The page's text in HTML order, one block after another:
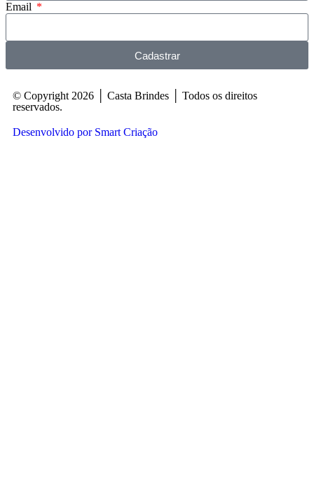
Email
Cadastrar
© Copyright 2026 │ Casta Brindes │ Todos os direitos
reservados.
Desenvolvido por Smart Criação